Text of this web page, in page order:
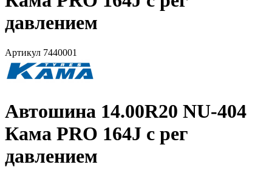
давлением
Артикул 7440001
Автошина 14.00R20 NU-404
Кама PRO 164J с рег
давлением